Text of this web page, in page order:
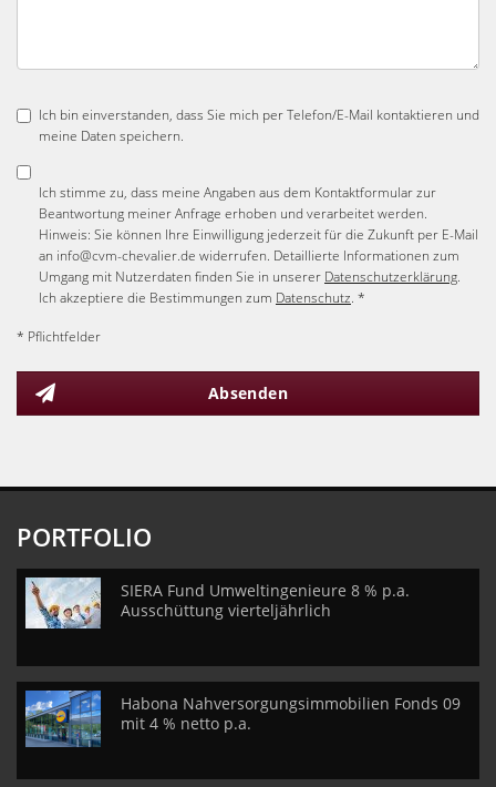
Ich bin einverstanden, dass Sie mich per Telefon/E-Mail kontaktieren und
meine Daten speichern.
Ich stimme zu, dass meine Angaben aus dem Kontaktformular zur
Beantwortung meiner Anfrage erhoben und verarbeitet werden.
Hinweis: Sie können Ihre Einwilligung jederzeit für die Zukunft per E-Mail
an info@cvm-chevalier.de widerrufen. Detaillierte Informationen zum
Umgang mit Nutzerdaten finden Sie in unserer Datenschutzerklärung.
Ich akzeptiere die Bestimmungen zum Datenschutz. *
* Pflichtfelder
Absenden
PORTFOLIO
SIERA Fund Umweltingenieure 8 % p.a.
Ausschüttung vierteljährlich
Habona Nahversorgungsimmobilien Fonds 09
mit 4 % netto p.a.